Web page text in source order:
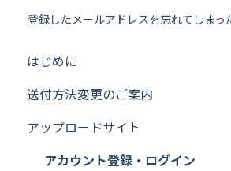
登録したメールアドレスを忘れてしまっ
はじめに
送付方法変更のご案内
アップロードサイト
アカウント登録・ログイン